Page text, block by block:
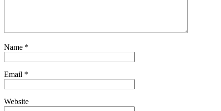
Name *
Email *
Website